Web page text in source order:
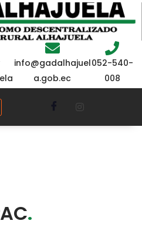
info@gadalhajuel
a.gob.ec
052-540-
008
.